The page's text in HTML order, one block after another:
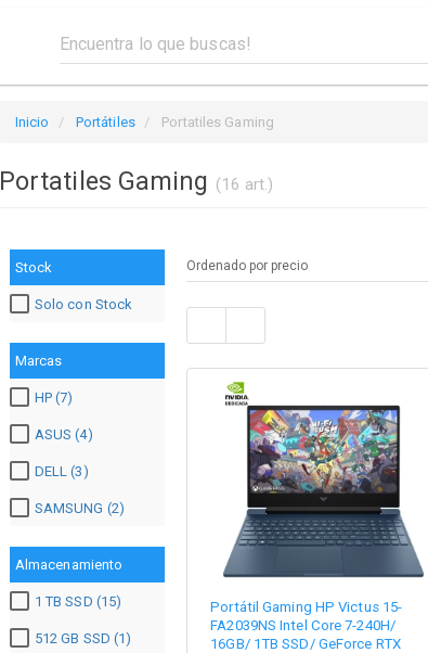
Inicio Portátiles Portatiles Gaming
Portatiles Gaming (16 art.)
Stock
Solo con Stock
Marcas
HP (7)
ASUS (4)
DELL (3)
SAMSUNG (2)
Almacenamiento
1 TB SSD (15)
512 GB SSD (1)
Portátil Gaming HP Victus 15-
FA2039NS Intel Core 7-240H/
16GB/ 1TB SSD/ GeForce RTX